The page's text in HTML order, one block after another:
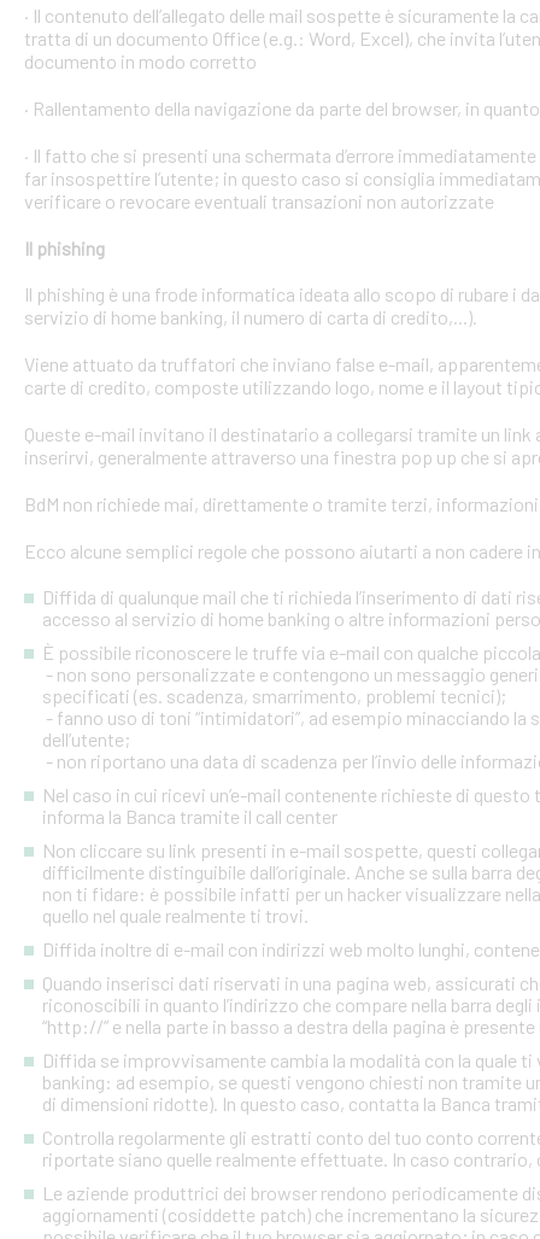
· Il contenuto dell’allegato delle mail sospette è sicuramente
tratta di un documento Office (e.g.: Word, Excel), che invita
documento in modo corretto
· Rallentamento della navigazione da parte del browser, in
· Il fatto che si presenti una schermata d’errore
far insospettire l’utente; in questo caso si consiglia
verificare o revocare eventuali transazioni non autorizzate
Il phishing
Il phishing è una frode informatica ideata allo scopo di rubare i
servizio di home banking, il numero di carta di credito,...).
Viene attuato da truffatori che inviano false e-mail,
carte di credito, composte utilizzando logo, nome e il layout
Queste e-mail invitano il destinatario a collegarsi tramite un
inserirvi, generalmente attraverso una finestra pop up che si
BdM non richiede mai, direttamente o tramite terzi,
Ecco alcune semplici regole che possono aiutarti a non cadere
Diffida di qualunque mail che ti richieda l’inserimento di dati
accesso al servizio di home banking o altre informazioni
È possibile riconoscere le truffe via e-mail con qualche
- non sono personalizzate e contengono un messaggio
specificati (es. scadenza, smarrimento, problemi tecnici);
- fanno uso di toni “intimidatori”, ad esempio minacciando
dell’utente;
- non riportano una data di scadenza per l’invio delle
Nel caso in cui ricevi un’e-mail contenente richieste di
informa la Banca tramite il call center
Non cliccare su link presenti in e-mail sospette, questi
difficilmente distinguibile dall’originale. Anche se sulla barra
non ti fidare: è possibile infatti per un hacker visualizzare
quello nel quale realmente ti trovi.
Diffida inoltre di e-mail con indirizzi web molto lunghi,
Quando inserisci dati riservati in una pagina web, assicurati
riconoscibili in quanto l’indirizzo che compare nella barra
“http://” e nella parte in basso a destra della pagina è
Diffida se improvvisamente cambia la modalità con la quale
banking: ad esempio, se questi vengono chiesti non tramite
di dimensioni ridotte). In questo caso, contatta la Banca
Controlla regolarmente gli estratti conto del tuo conto
riportate siano quelle realmente effettuate. In caso
Le aziende produttrici dei browser rendono periodicamente
aggiornamenti (cosiddette patch) che incrementano la